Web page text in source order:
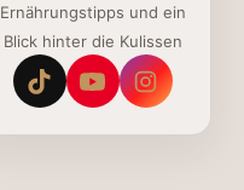
Ernährungstipps und ein
Blick hinter die Kulissen